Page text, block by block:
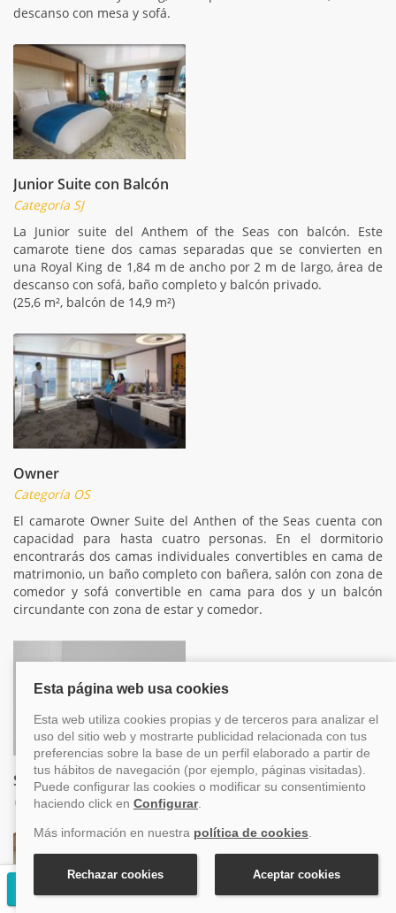
descanso con mesa y sofá.
Junior Suite con Balcón
Categoría SJ
La Junior suite del Anthem of the Seas con balcón. Este
camarote tiene dos camas separadas que se convierten en
una Royal King de 1,84 m de ancho por 2 m de largo, área de
descanso con sofá, baño completo y balcón privado.
(25,6 m², balcón de 14,9 m²)
Owner
Categoría OS
El camarote Owner Suite del Anthen of the Seas cuenta con
capacidad para hasta cuatro personas. En el dormitorio
encontrarás dos camas individuales convertibles en cama de
matrimonio, un baño completo con bañera, salón con zona de
comedor y sofá convertible en cama para dos y un balcón
circundante con zona de estar y comedor.
Sky Junior Suite
Categoría JY